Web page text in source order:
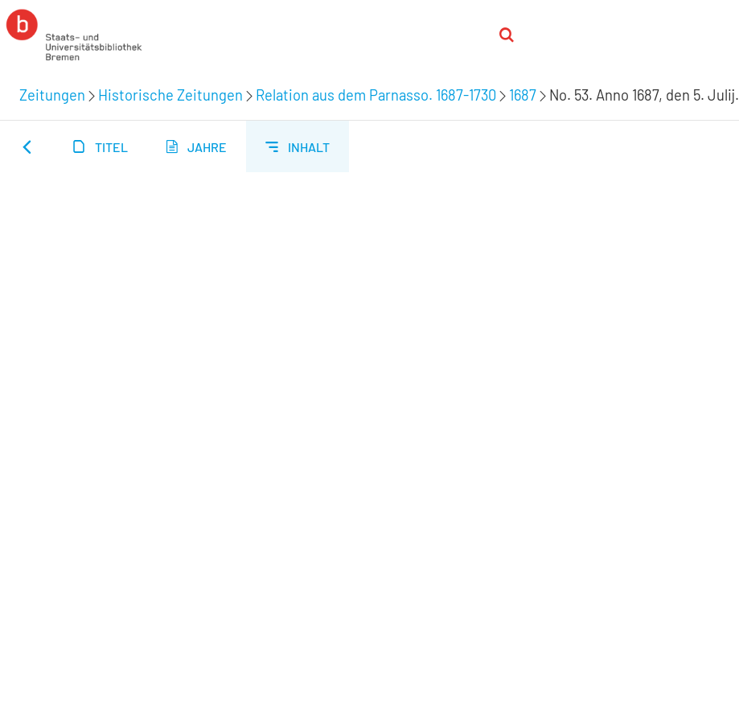
Zeitungen Historische Zeitungen Relation aus dem Parnasso. 1687-1730 1687 No. 53. Anno 1687, den 5. Julij.
TITEL JAHRE INHALT